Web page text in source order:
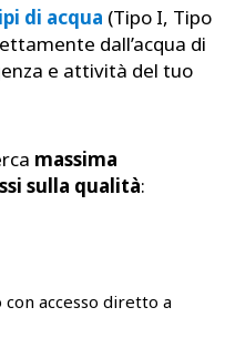
di acqua (Tipo I, Tipo
dall’acqua di
e attività del tuo
massima
sulla qualità:
accesso diretto a